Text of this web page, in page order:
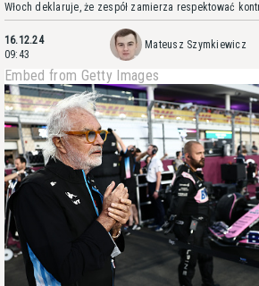
Włoch deklaruje, że zespół zamierza respektować
16.12.24
09:43
Mateusz Szymkiewicz
Embed from Getty Images